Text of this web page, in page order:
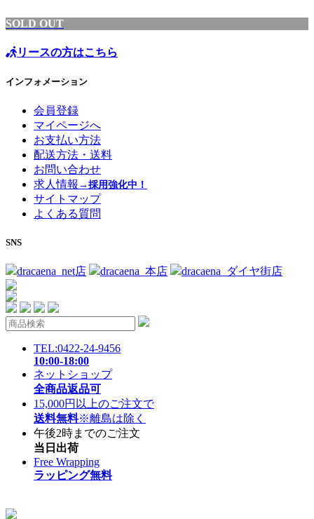
SOLD OUT
リースの方はこちら
インフォメーション
会員登録
マイページへ
お支払い方法
配送方法・送料
お問い合わせ
求人情報 →採用強化中！
サイトマップ
よくある質問
SNS
dracaena_net店 dracaena_本店 dracaena_ダイヤ街店
TEL:0422-24-9456
10:00-18:00
ネットショップ
全商品返品可
15,000円以上のご注文で
送料無料※離島は除く
午後2時までのご注文
当日出荷
Free Wrapping
ラッピング無料